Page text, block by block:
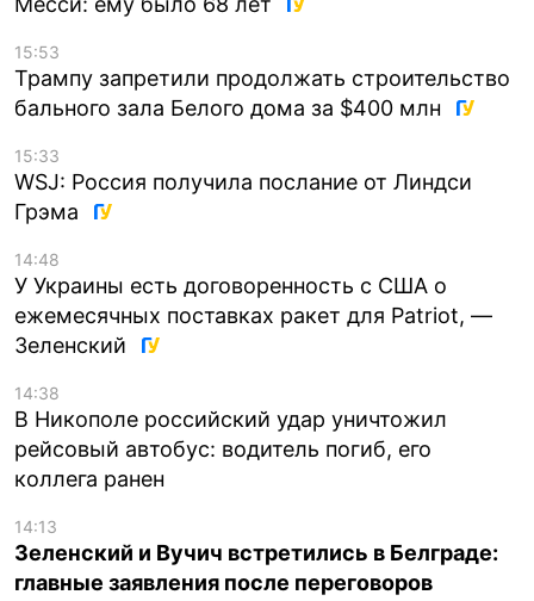
15:53
Трампу запретили продолжать строительство
бального зала Белого дома за $400 млн
15:33
WSJ: Россия получила послание от Линдси
Грэма
14:48
У Украины есть договоренность с США о
ежемесячных поставках ракет для Patriot, —
Зеленский
14:38
В Никополе российский удар уничтожил
рейсовый автобус: водитель погиб, его
коллега ранен
14:13
Зеленский и Вучич встретились в Белграде:
главные заявления после переговоров